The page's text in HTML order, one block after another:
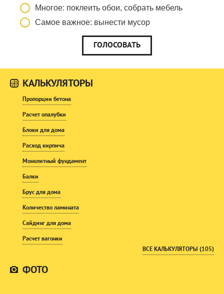
Многое: поклеить обои, собрать мебель
Самое важное: вынести мусор
КАЛЬКУЛЯТОРЫ
Пропорции бетона
Расчет опалубки
Блоки для дома
Расход кирпича
Монолитный фундамент
Балки
Брус для дома
Количество ламината
Сайдинг для дома
Расчет вагонки
ВСЕ КАЛЬКУЛЯТОРЫ (105)
ФОТО